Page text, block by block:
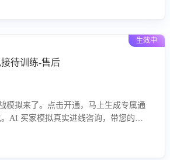
生效中
待训练-售后
模拟来了。点击开通，马上生成专属通
AI 买家模拟真实进线咨询，带您的客
力。